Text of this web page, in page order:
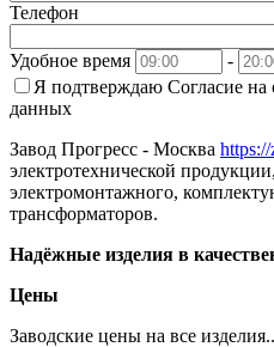
Телефон
Удобное время
-
Я подтверждаю Согласие на
данных
Завод Прогресс - Москва
электротехнической
электромонтажного,
трансформаторов.
Надёжные изделия в
Цены
Заводские цены на все изделия..